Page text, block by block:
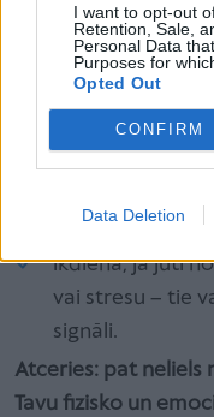
I want to opt-out
Retention, Sale,
Personal Data
Purposes for
Opted Out
CONFIRM
Data Deletion
Lai maksimāli
lietot pareizajā
darbību un
un uzlabot
Ikdienā, ja jūti
vai stresu – tie
signāli.
Atceries: pat
Tavu fizisko un